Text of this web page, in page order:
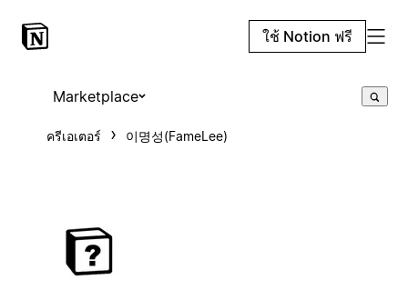
ใช้ Notion ฟรี
Marketplace
ครีเอเตอร์ 이명성(FameLee)